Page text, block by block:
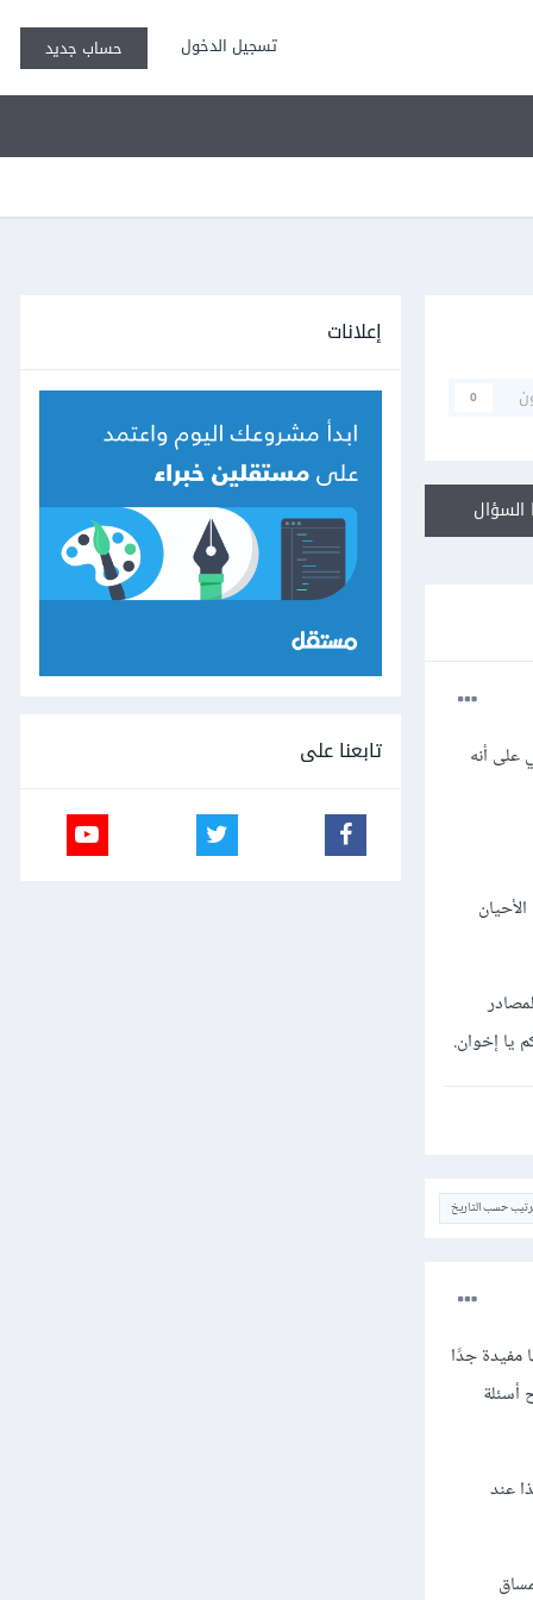
تسجيل الدخول حساب جديد
0
على أنه
بعض الأحيان
يا إخوان.
حسب التاريخ
مفيدة جدًا
عمل تخفيضات لأسعار المساقات لتصل كحد أدنى 10$. لذا عند
إعلانات
تابعنا على